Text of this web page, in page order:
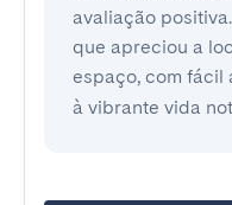
avaliação
que apreciou a
espaço, com fácil
à vibrante vida